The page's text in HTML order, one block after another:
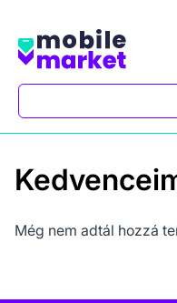
Még nem adtál hozzá